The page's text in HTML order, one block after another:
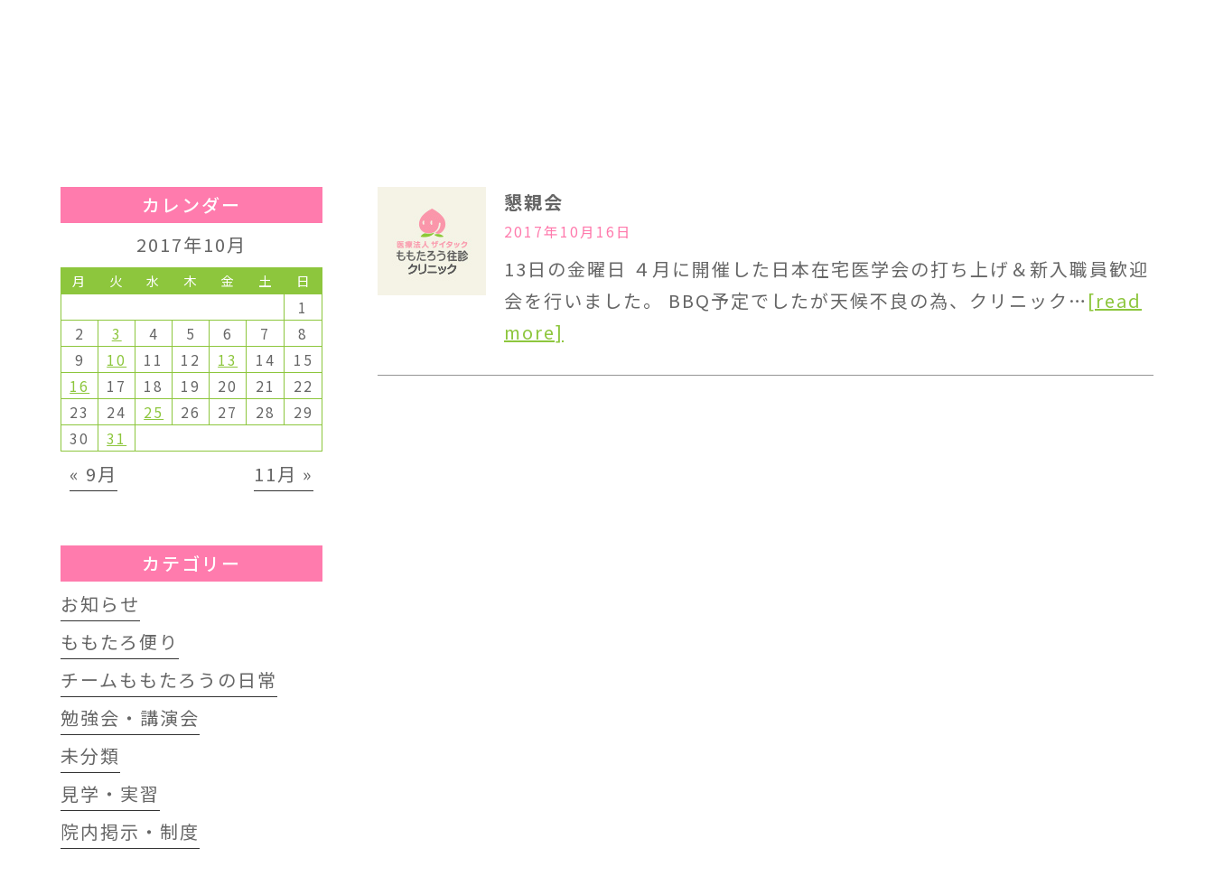
懇親会
2017年10月16日
13日の金曜日 ４月に開催した日本在宅医学会の打ち上げ＆新入職員歓迎
会を行いました。 BBQ予定でしたが天候不良の為、クリニック… [read
more]
カレンダー
2017年10月
月 火 水 木 金 土 日
1
2
3 4 5 6 7
8
9
10 11 12 13 14
15
16
17 18 19 20 21
22
23
24 25 26 27 28
29
30
31
« 9月 11月 »
カテゴリー
お知らせ
ももたろ便り
チームももたろうの日常
勉強会・講演会
未分類
見学・実習
院内掲示・制度